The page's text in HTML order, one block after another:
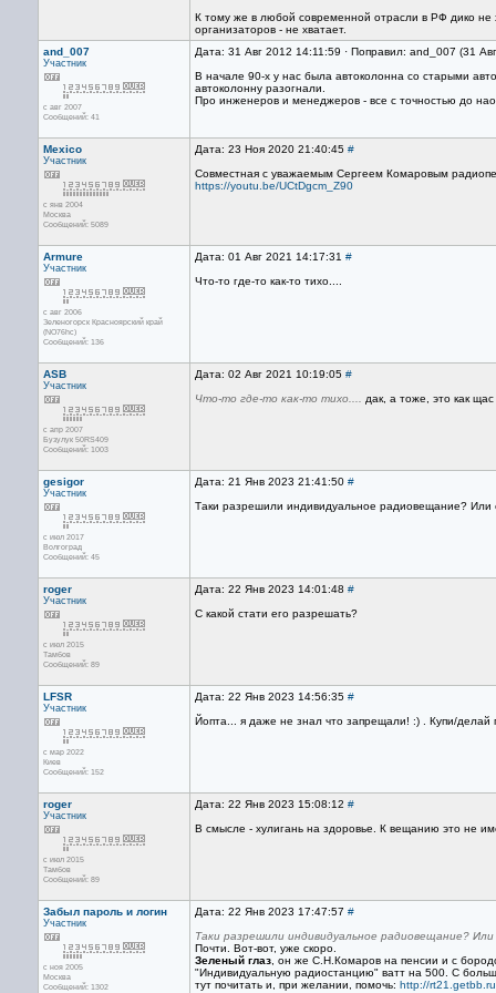
К тому же в любой современной отрасли в РФ дико
организаторов - не хватает.
and_007
Участник
с авг 2007
Сообщений: 41
Дата: 31 Авг 2012 14:11:59 · Поправил: and_007 (31
В начале 90-х у нас была автоколонна со старыми
автоколонну разогнали.
Про инженеров и менеджеров - все с точностью до
Mexico
Участник
с янв 2004
Москва
Сообщений: 5089
Дата: 23 Ноя 2020 21:40:45 #
Совместная с уважаемым Сергеем Комаровым
https://youtu.be/UCtDgcm_Z90
Armure
Участник
с авг 2006
Зеленогорск Красноярский край
(NO76hc)
Сообщений: 136
Дата: 01 Авг 2021 14:17:31 #
Что-то где-то как-то тихо....
ASB
Участник
с апр 2007
Бузулук 50RS409
Сообщений: 1003
Дата: 02 Авг 2021 10:19:05 #
Что-то где-то как-то тихо....
дак, а тоже, это как
gesigor
Участник
с июл 2017
Волгоград
Сообщений: 45
Дата: 21 Янв 2023 21:41:50 #
Таки разрешили индивидуальное радиовещание? Или
roger
Участник
с июл 2015
Тамбов
Сообщений: 89
Дата: 22 Янв 2023 14:01:48 #
С какой стати его разрешать?
LFSR
Участник
с мар 2022
Киев
Сообщений: 152
Дата: 22 Янв 2023 14:56:35 #
Йопта... я даже не знал что запрещали! :) . Купи/делай
roger
Участник
с июл 2015
Тамбов
Сообщений: 89
Дата: 22 Янв 2023 15:08:12 #
В смысле - хулигань на здоровье. К вещанию это не
Забыл пароль и логин
Участник
с ноя 2005
Москва
Сообщений: 1302
Дата: 22 Янв 2023 17:47:57 #
Таки разрешили индивидуальное радиовещание?
Почти. Вот-вот, уже скоро.
Зеленый глаз , он же С.Н.Комаров на пенсии и с
"Индивидуальную радиостанцию" ватт на 500. С
тут почитать и, при желании, помочь: http://